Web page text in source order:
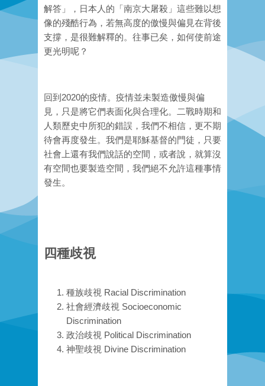
解答」，日本人的「南京大屠殺」這些難以想
像的殘酷行為，若無高度的傲慢與偏見在背後
支撐，是很難解釋的。往事已矣，如何使前途
更光明呢？
回到2020的疫情。疫情並未製造傲慢與偏
見，只是將它們表面化與合理化。二戰時期和
人類歷史中所犯的錯誤，我們不相信，更不期
待會再度發生。我們是耶穌基督的門徒，只要
社會上還有我們說話的空間，或者說，就算沒
有空間也要製造空間，我們絕不允許這種事情
發生。
四種歧視
種族歧視 Racial Discrimination
社會經濟歧視 Socioeconomic
Discrimination
政治歧視 Political Discrimination
神聖歧視 Divine Discrimination